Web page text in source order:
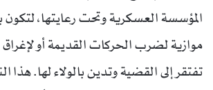
المؤسسة العسكرية وتحت رعايتها، لتكون
موازية لضرب الحركات القديمة أو لإغراق
تفتقر إلى القضية وتدين بالولاء لها. هذا